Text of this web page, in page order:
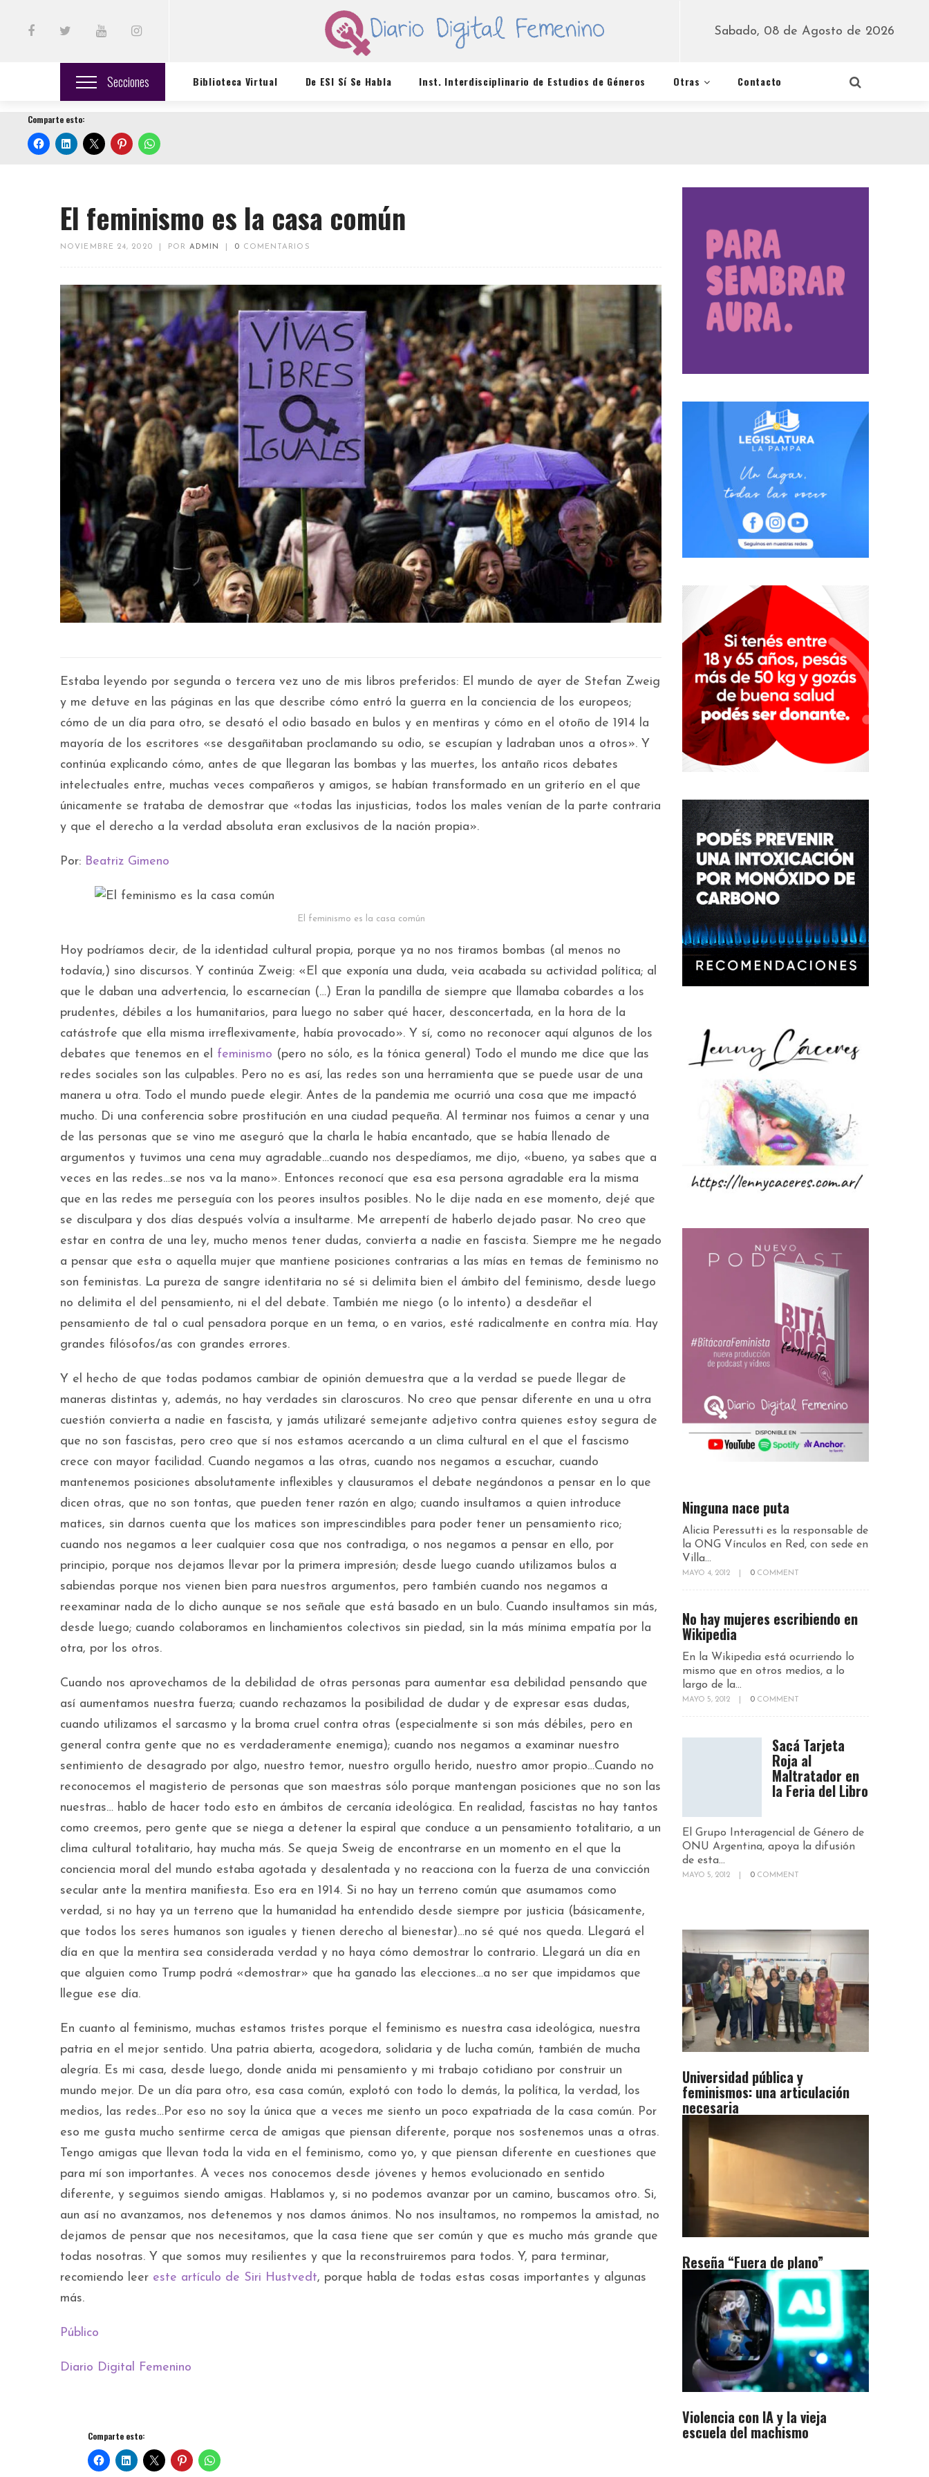
Sabado, 08 de Agosto de 2026
Secciones Biblioteca Virtual De ESI Sí Se Habla Inst. Interdisciplinario de Estudios de Géneros Otras Contacto
Comparte esto:
El feminismo es la casa común
NOVIEMBRE 24, 2020 POR ADMIN 0 COMENTARIOS
Estaba leyendo por segunda o tercera vez uno de mis libros preferidos: El mundo de ayer de Stefan Zweig
y me detuve en las páginas en las que describe cómo entró la guerra en la conciencia de los europeos;
cómo de un día para otro, se desató el odio basado en bulos y en mentiras y cómo en el otoño de 1914 la
mayoría de los escritores «se desgañitaban proclamando su odio, se escupían y ladraban unos a otros». Y
continúa explicando cómo, antes de que llegaran las bombas y las muertes, los antaño ricos debates
intelectuales entre, muchas veces compañeros y amigos, se habían transformado en un griterío en el que
únicamente se trataba de demostrar que «todas las injusticias, todos los males venían de la parte contraria
y que el derecho a la verdad absoluta eran exclusivos de la nación propia».
Por: Beatriz Gimeno
El feminismo es la casa común
Hoy podríamos decir, de la identidad cultural propia, porque ya no nos tiramos bombas (al menos no
todavía,) sino discursos. Y continúa Zweig: «El que exponía una duda, veia acabada su actividad política; al
que le daban una advertencia, lo escarnecían (…) Eran la pandilla de siempre que llamaba cobardes a los
prudentes, débiles a los humanitarios, para luego no saber qué hacer, desconcertada, en la hora de la
catástrofe que ella misma irreflexivamente, había provocado». Y sí, como no reconocer aquí algunos de los
debates que tenemos en el feminismo (pero no sólo, es la tónica general) Todo el mundo me dice que las
redes sociales son las culpables. Pero no es así, las redes son una herramienta que se puede usar de una
manera u otra. Todo el mundo puede elegir. Antes de la pandemia me ocurrió una cosa que me impactó
mucho. Di una conferencia sobre prostitución en una ciudad pequeña. Al terminar nos fuimos a cenar y una
de las personas que se vino me aseguró que la charla le había encantado, que se había llenado de
argumentos y tuvimos una cena muy agradable…cuando nos despedíamos, me dijo, «bueno, ya sabes que a
veces en las redes…se nos va la mano». Entonces reconocí que esa esa persona agradable era la misma
que en las redes me perseguía con los peores insultos posibles. No le dije nada en ese momento, dejé que
se disculpara y dos días después volvía a insultarme. Me arrepentí de haberlo dejado pasar. No creo que
estar en contra de una ley, mucho menos tener dudas, convierta a nadie en fascista. Siempre me he negado
a pensar que esta o aquella mujer que mantiene posiciones contrarias a las mías en temas de feminismo no
son feministas. La pureza de sangre identitaria no sé si delimita bien el ámbito del feminismo, desde luego
no delimita el del pensamiento, ni el del debate. También me niego (o lo intento) a desdeñar el
pensamiento de tal o cual pensadora porque en un tema, o en varios, esté radicalmente en contra mía. Hay
grandes filósofos/as con grandes errores.
Y el hecho de que todas podamos cambiar de opinión demuestra que a la verdad se puede llegar de
maneras distintas y, además, no hay verdades sin claroscuros. No creo que pensar diferente en una u otra
cuestión convierta a nadie en fascista, y jamás utilizaré semejante adjetivo contra quienes estoy segura de
que no son fascistas, pero creo que sí nos estamos acercando a un clima cultural en el que el fascismo
crece con mayor facilidad. Cuando negamos a las otras, cuando nos negamos a escuchar, cuando
mantenemos posiciones absolutamente inflexibles y clausuramos el debate negándonos a pensar en lo que
dicen otras, que no son tontas, que pueden tener razón en algo; cuando insultamos a quien introduce
matices, sin darnos cuenta que los matices son imprescindibles para poder tener un pensamiento rico;
cuando nos negamos a leer cualquier cosa que nos contradiga, o nos negamos a pensar en ello, por
principio, porque nos dejamos llevar por la primera impresión; desde luego cuando utilizamos bulos a
sabiendas porque nos vienen bien para nuestros argumentos, pero también cuando nos negamos a
reexaminar nada de lo dicho aunque se nos señale que está basado en un bulo. Cuando insultamos sin más,
desde luego; cuando colaboramos en linchamientos colectivos sin piedad, sin la más mínima empatía por la
otra, por los otros.
Cuando nos aprovechamos de la debilidad de otras personas para aumentar esa debilidad pensando que
así aumentamos nuestra fuerza; cuando rechazamos la posibilidad de dudar y de expresar esas dudas,
cuando utilizamos el sarcasmo y la broma cruel contra otras (especialmente si son más débiles, pero en
general contra gente que no es verdaderamente enemiga); cuando nos negamos a examinar nuestro
sentimiento de desagrado por algo, nuestro temor, nuestro orgullo herido, nuestro amor propio…Cuando no
reconocemos el magisterio de personas que son maestras sólo porque mantengan posiciones que no son las
nuestras… hablo de hacer todo esto en ámbitos de cercanía ideológica. En realidad, fascistas no hay tantos
como creemos, pero gente que se niega a detener la espiral que conduce a un pensamiento totalitario, a un
clima cultural totalitario, hay mucha más. Se queja Sweig de encontrarse en un momento en el que la
conciencia moral del mundo estaba agotada y desalentada y no reacciona con la fuerza de una convicción
secular ante la mentira manifiesta. Eso era en 1914. Si no hay un terreno común que asumamos como
verdad, si no hay ya un terreno que la humanidad ha entendido desde siempre por justicia (básicamente,
que todos los seres humanos son iguales y tienen derecho al bienestar)…no sé qué nos queda. Llegará el
día en que la mentira sea considerada verdad y no haya cómo demostrar lo contrario. Llegará un día en
que alguien como Trump podrá «demostrar» que ha ganado las elecciones…a no ser que impidamos que
llegue ese día.
En cuanto al feminismo, muchas estamos tristes porque el feminismo es nuestra casa ideológica, nuestra
patria en el mejor sentido. Una patria abierta, acogedora, solidaria y de lucha común, también de mucha
alegría. Es mi casa, desde luego, donde anida mi pensamiento y mi trabajo cotidiano por construir un
mundo mejor. De un día para otro, esa casa común, explotó con todo lo demás, la política, la verdad, los
medios, las redes…Por eso no soy la única que a veces me siento un poco expatriada de la casa común. Por
eso me gusta mucho sentirme cerca de amigas que piensan diferente, porque nos sostenemos unas a otras.
Tengo amigas que llevan toda la vida en el feminismo, como yo, y que piensan diferente en cuestiones que
para mí son importantes. A veces nos conocemos desde jóvenes y hemos evolucionado en sentido
diferente, y seguimos siendo amigas. Hablamos y, si no podemos avanzar por un camino, buscamos otro. Si,
aun así no avanzamos, nos detenemos y nos damos ánimos. No nos insultamos, no rompemos la amistad, no
dejamos de pensar que nos necesitamos, que la casa tiene que ser común y que es mucho más grande que
todas nosotras. Y que somos muy resilientes y que la reconstruiremos para todos. Y, para terminar,
recomiendo leer este artículo de Siri Hustvedt, porque habla de todas estas cosas importantes y algunas
más.
Público
Diario Digital Femenino
Comparte esto:
Ninguna nace puta
Alicia Peressutti es la responsable de
la ONG Vínculos en Red, con sede en
Villa...
MAYO 4, 2012 0 COMMENT
No hay mujeres escribiendo en
Wikipedia
En la Wikipedia está ocurriendo lo
mismo que en otros medios, a lo
largo de la...
MAYO 5, 2012 0 COMMENT
Sacá Tarjeta
Roja al
Maltratador en
la Feria del Libro
El Grupo Interagencial de Género de
ONU Argentina, apoya la difusión
de esta...
MAYO 5, 2012 0 COMMENT
Universidad pública y
feminismos: una articulación
necesaria
Reseña “Fuera de plano”
Violencia con IA y la vieja
escuela del machismo